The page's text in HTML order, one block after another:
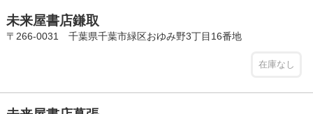
未来屋書店鎌取
〒266-0031 千葉県千葉市緑区おゆみ野3丁目16番地
在庫なし